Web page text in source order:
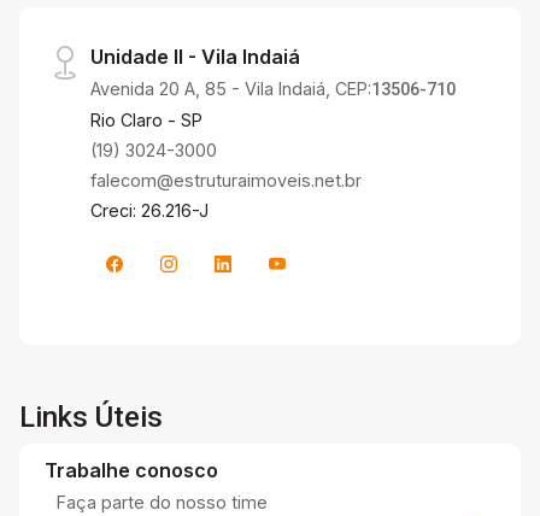
Unidade II - Vila Indaiá
Avenida 20 A, 85 - Vila Indaiá, CEP:13506-710
Rio Claro - SP
(19) 3024-3000
falecom@estruturaimoveis.net.br
Creci: 26.216-J
Links Úteis
Trabalhe conosco
Faça parte do nosso time